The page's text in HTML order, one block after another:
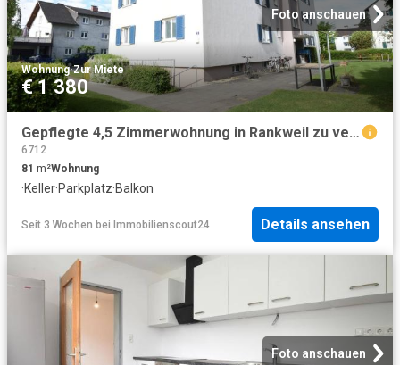
Foto anschauen
Wohnung·Zur Miete
€ 1 380
Gepflegte 4,5 Zimmerwohnung in Rankweil zu vermieten!
6712
81 m²Wohnung
·Keller·Parkplatz·Balkon
Seit 3 Wochen bei Immobilienscout24 Details ansehen
Foto anschauen